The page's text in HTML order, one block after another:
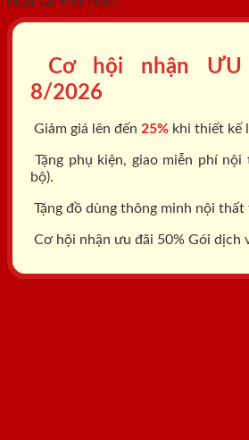
Cơ hội nhận
8/2026
Giảm giá lên đến 25% khi thiết kế
Tặng phụ kiện, giao miễn phí
bộ).
Tặng đồ dùng thông minh nội thất
Cơ hội nhận ưu đãi 50% Gói dịch